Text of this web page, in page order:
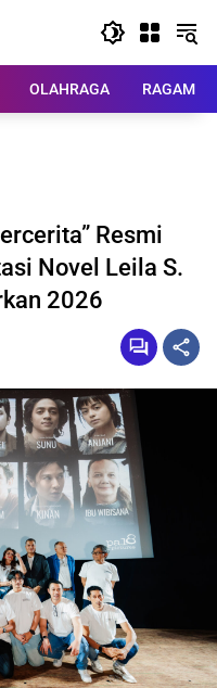
OLAHRAGA RAGAM
Resmi
Novel Leila S.
2026